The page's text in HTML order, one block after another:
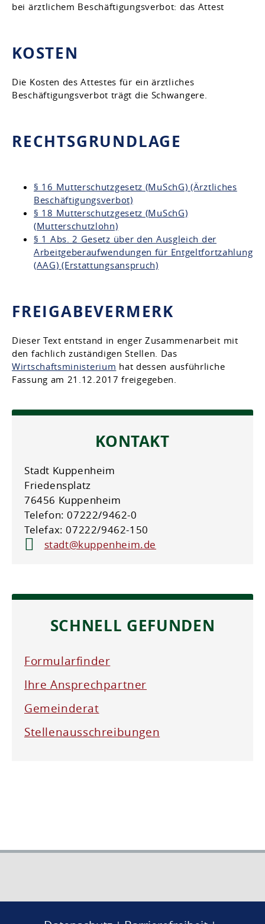
bei ärztlichem Beschäftigungsverbot: das Attest
KOSTEN
Die Kosten des Attestes für ein ärztliches
Beschäftigungsverbot trägt die Schwangere.
RECHTSGRUNDLAGE
§ 16 Mutterschutzgesetz (MuSchG) (Ärztliches
Beschäftigungsverbot)
§ 18 Mutterschutzgesetz (MuSchG)
(Mutterschutzlohn)
§ 1 Abs. 2 Gesetz über den Ausgleich der
Arbeitgeberaufwendungen für Entgeltfortzahlung
(AAG) (Erstattungsanspruch)
FREIGABEVERMERK
Dieser Text entstand in enger Zusammenarbeit mit
den fachlich zuständigen Stellen. Das
Wirtschaftsministerium hat dessen ausführliche
Fassung am 21.12.2017 freigegeben.
KONTAKT
Stadt Kuppenheim
Friedensplatz
76456 Kuppenheim
Telefon: 07222/9462-0
Telefax: 07222/9462-150
stadt@kuppenheim.de
SCHNELL GEFUNDEN
Formularfinder
Ihre Ansprechpartner
Gemeinderat
Stellenausschreibungen